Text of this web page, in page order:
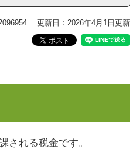
更新日：2026年4月1日更新
される税金です。